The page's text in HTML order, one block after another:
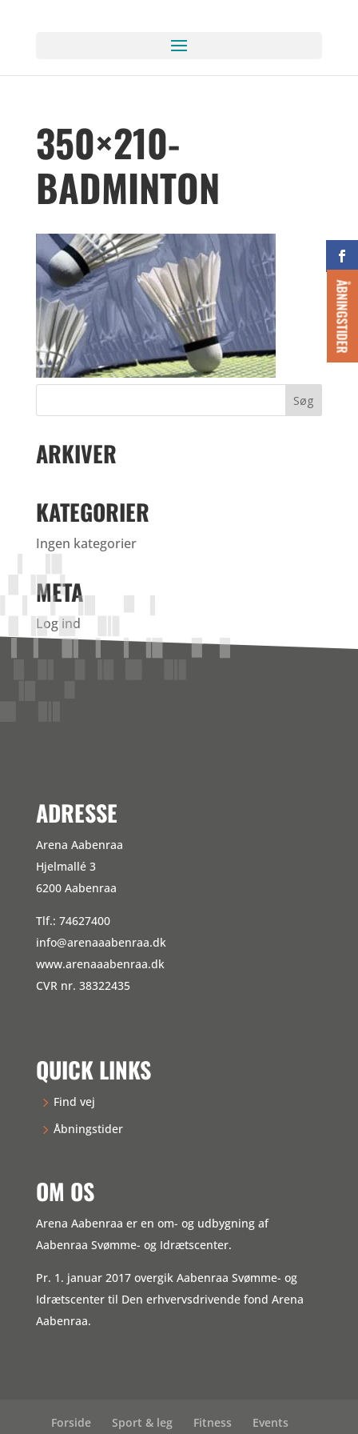
ÅBNINGSTIDER
350×210-
BADMINTON
ARKIVER
KATEGORIER
Ingen kategorier
META
Log ind
ADRESSE
Arena Aabenraa
Hjelmallé 3
6200 Aabenraa
Tlf.: 74627400
info@arenaaabenraa.dk
www.arenaaabenraa.dk
CVR nr. 38322435
QUICK LINKS
Find vej
Åbningstider
OM OS
Arena Aabenraa er en om- og udbygning af
Aabenraa Svømme- og Idrætscenter.
Pr. 1. januar 2017 overgik Aabenraa Svømme- og
Idrætscenter til Den erhvervsdrivende fond Arena
Aabenraa.
Forside Sport & leg Fitness Events